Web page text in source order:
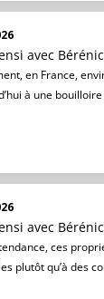
avec
en France,
à une
avec
ces
plutôt qu’à des